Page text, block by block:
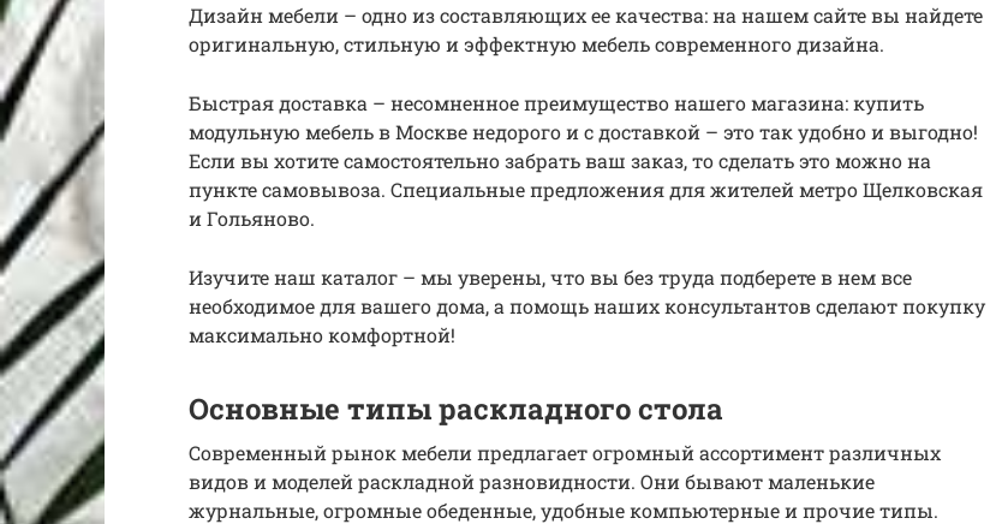
Дизайн мебели – одно из составляющих ее качества: на нашем сайте вы найдете
оригинальную, стильную и эффектную мебель современного дизайна.
Быстрая доставка – несомненное преимущество нашего магазина: купить
модульную мебель в Москве недорого и с доставкой – это так удобно и выгодно!
Если вы хотите самостоятельно забрать ваш заказ, то сделать это можно на
пункте самовывоза. Специальные предложения для жителей метро Щелковская
и Гольяново.
Изучите наш каталог – мы уверены, что вы без труда подберете в нем все
необходимое для вашего дома, а помощь наших консультантов сделают покупку
максимально комфортной!
Основные типы раскладного стола
Современный рынок мебели предлагает огромный ассортимент различных
видов и моделей раскладной разновидности. Они бывают маленькие
журнальные, огромные обеденные, удобные компьютерные и прочие типы.